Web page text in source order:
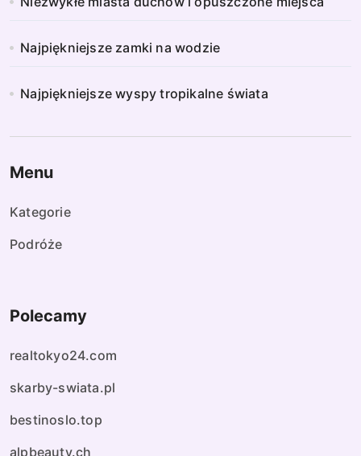
Najpiękniejsze zamki na wodzie
Najpiękniejsze wyspy tropikalne świata
Menu
Kategorie
Podróże
Polecamy
realtokyo24.com
skarby-swiata.pl
bestinoslo.top
alpbeauty.ch